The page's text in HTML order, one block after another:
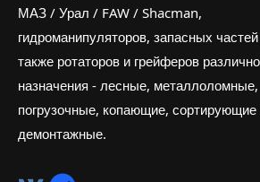
МАЗ / Урал / FAW / Shacman,
гидроманипуляторов, запасных
также ротаторов и грейферов
назначения - лесные, металлоломные,
погрузочные, копающие, сортирующие
демонтажные.